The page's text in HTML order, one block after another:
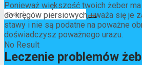
No Result
Ponieważ większość twoich żeber
do kręgów piersiowych, uważa się je
stawy i nie są podatne na poważne
doświadczysz poważnego urazu.
Leczenie problemów